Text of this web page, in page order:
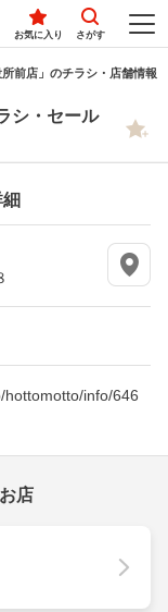
お気に入り さがす
所前店」のチラシ・店舗情報
シ・セール
細
info/646
店